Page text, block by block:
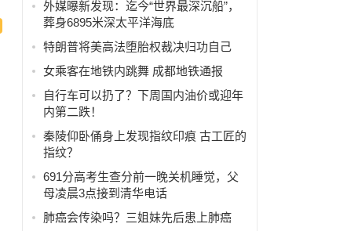
外媒曝新发现：迄今“世界最深沉船”，
葬身6895米深太平洋海底
特朗普将美高法堕胎权裁决归功自己
女乘客在地铁内跳舞 成都地铁通报
自行车可以扔了？下周国内油价或迎年
内第二跌！
秦陵仰卧俑身上发现指纹印痕 古工匠的
指纹？
691分高考生查分前一晚关机睡觉，父
母凌晨3点接到清华电话
肺癌会传染吗？三姐妹先后患上肺癌